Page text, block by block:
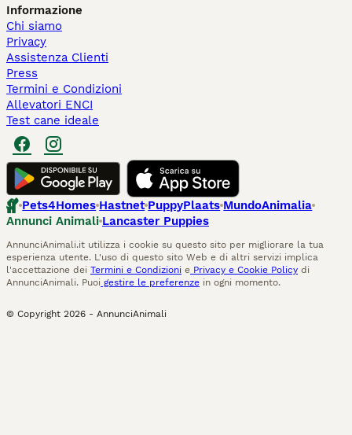
Informazione
Chi siamo
Privacy
Assistenza Clienti
Press
Termini e Condizioni
Allevatori ENCI
Test cane ideale
Pets4Homes Hastnet PuppyPlaats MundoAnimalia
Annunci Animali Lancaster Puppies
AnnunciAnimali.it utilizza i cookie su questo sito per migliorare la tua
esperienza utente. L'uso di questo sito Web e di altri servizi implica
l'accettazione dei Termini e Condizioni e Privacy e Cookie Policy di
AnnunciAnimali. Puoi gestire le preferenze in ogni momento.
© Copyright 2026 - AnnunciAnimali